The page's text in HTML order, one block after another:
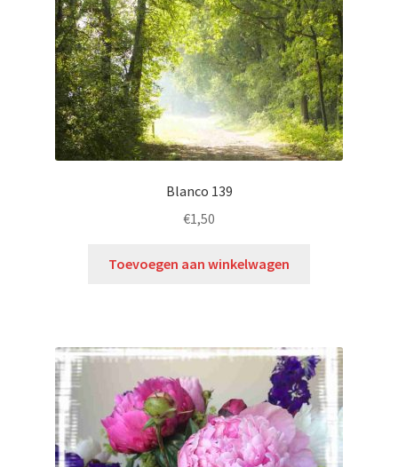
Blanco 139
€1,50
Toevoegen aan winkelwagen